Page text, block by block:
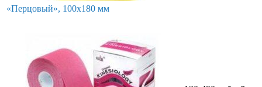
«Перцовый», 100х180 мм